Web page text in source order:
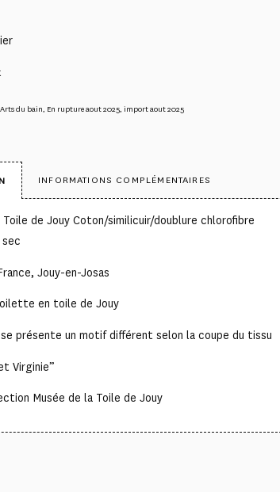
Arts du bain, En rupture aout 2025, import aout 2025
INFORMATIONS COMPLÉMENTAIRES
de Jouy Coton/similicuir/doublure chlorofibre
Jouy-en-Josas
en toile de Jouy
présente un motif différent selon la coupe du tissu
Virginie”
Musée de la Toile de Jouy